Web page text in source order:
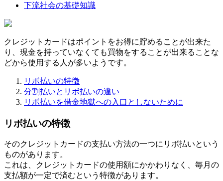
下流社会の基礎知識
クレジットカードはポイントをお得に貯めることが出来た
り、現金を持っていなくても買物をすることが出来ることな
どから使用する人が多いようです。
リボ払いの特徴
分割払いとリボ払いの違い
リボ払いを借金地獄への入口としないために
リボ払いの特徴
そのクレジットカードの支払い方法の一つにリボ払いという
ものがあります。
これは、クレジットカードの使用額にかかわりなく、毎月の
支払額が一定で済むという特徴があります。